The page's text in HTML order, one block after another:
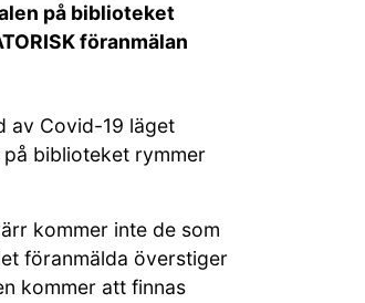
på biblioteket
föranmälan
av Covid-19 läget
biblioteket rymmer
kommer inte de som
föranmälda överstiger
kommer att finnas